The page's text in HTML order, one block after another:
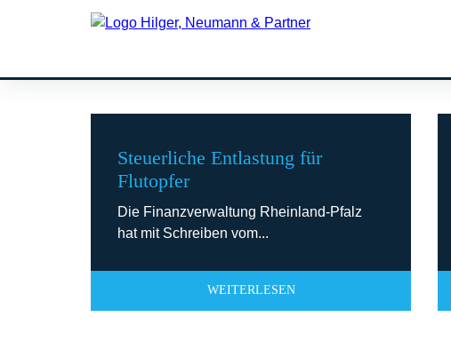
Monat:Juli 2021
Steuerliche Entlastung für
Flutopfer
Die Finanzverwaltung Rheinland-Pfalz
hat mit Schreiben vom...
WEITERLESEN